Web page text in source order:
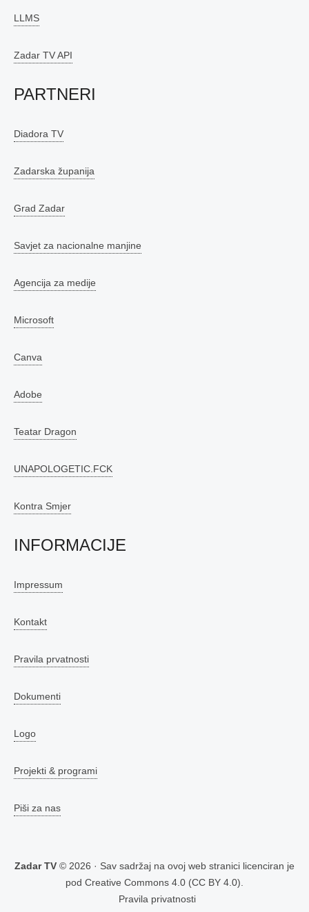
LLMS
Zadar TV API
PARTNERI
Diadora TV
Zadarska županija
Grad Zadar
Savjet za nacionalne manjine
Agencija za medije
Microsoft
Canva
Adobe
Teatar Dragon
UNAPOLOGETIC.FCK
Kontra Smjer
INFORMACIJE
Impressum
Kontakt
Pravila prvatnosti
Dokumenti
Logo
Projekti & programi
Piši za nas
Zadar TV © 2026 · Sav sadržaj na ovoj web stranici licenciran je
pod Creative Commons 4.0 (CC BY 4.0)
Pravila privatnosti